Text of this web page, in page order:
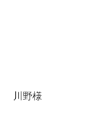
川野様